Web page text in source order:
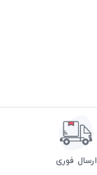
ارسال فوری